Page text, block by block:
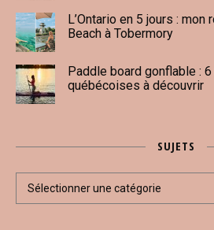
L’Ontario en 5 jours :
Beach à Tobermory
Paddle board gonflable :
québécoises à découvrir
SUJETS